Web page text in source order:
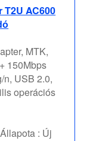
AC600
MTK,
150Mbps
n, USB 2.0,
operációs
Állapota : Új